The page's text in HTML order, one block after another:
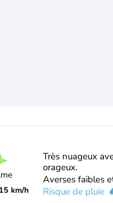
15 km/h
Très nuageux
orageux.
Averses faibles
Risque de pluie